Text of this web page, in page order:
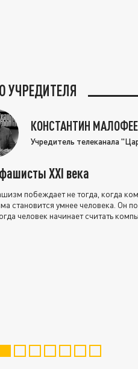
УЧРЕДИТЕЛЯ
КОНСТАНТИН
Учредитель телеканала
XXI века
побеждает не тогда, когда
становится умнее человека. Он
человек начинает считать